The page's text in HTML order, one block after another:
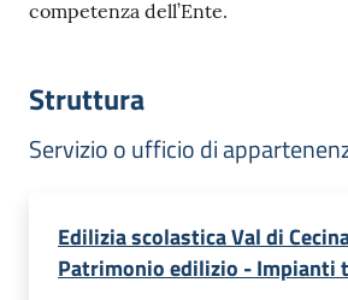
competenza dell’Ente.
Struttura
Servizio o ufficio di
Edilizia scolastica Val di
Patrimonio edilizio - Impianti